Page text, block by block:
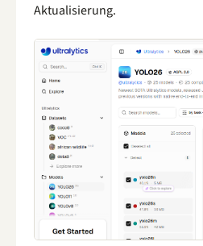
Aktualisierung.